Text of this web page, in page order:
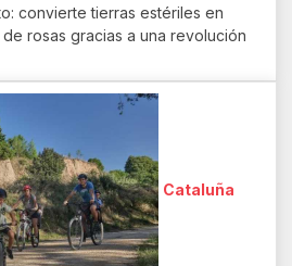
convierte tierras estériles en
rosas gracias a una revolución
Cataluña